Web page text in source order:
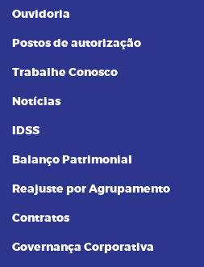
Ouvidoria
Postos de autorização
Trabalhe Conosco
Notícias
IDSS
Balanço Patrimonial
Reajuste por Agrupamento
Contratos
Governança Corporativa